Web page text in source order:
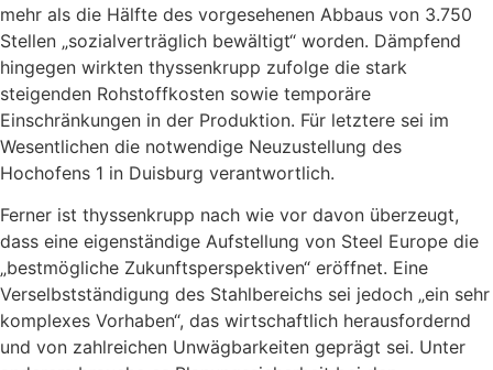
mehr als die Hälfte des vorgesehenen Abbaus von 3.750
Stellen „sozialverträglich bewältigt“ worden. Dämpfend
hingegen wirkten thyssenkrupp zufolge die stark
steigenden Rohstoffkosten sowie temporäre
Einschränkungen in der Produktion. Für letztere sei im
Wesentlichen die notwendige Neuzustellung des
Hochofens 1 in Duisburg verantwortlich.
Ferner ist thyssenkrupp nach wie vor davon überzeugt,
dass eine eigenständige Aufstellung von Steel Europe die
„bestmögliche Zukunftsperspektiven“ eröffnet. Eine
Verselbstständigung des Stahlbereichs sei jedoch „ein sehr
komplexes Vorhaben“, das wirtschaftlich herausfordernd
und von zahlreichen Unwägbarkeiten geprägt sei. Unter